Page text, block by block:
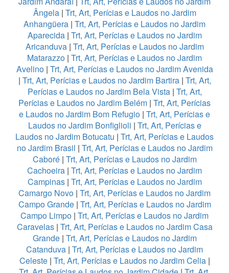
Ângela| Trt, Art, Perícias e Laudos no Jardim
Anhangüera | Trt, Art, Perícias e Laudos no Jardim
Aparecida| Trt, Art, Perícias e Laudos no Jardim
Aricanduva| Trt, Art, Perícias e Laudos no Jardim
Matarazzo | Trt, Art, Perícias e Laudos no Jardim
Avelino| Trt, Art, Perícias e Laudos no Jardim Avenida
| Trt, Art, Perícias e Laudos no Jardim Bartira| Trt, Art,
Perícias e Laudos no Jardim Bela Vista| Trt, Art,
Perícias e Laudos no Jardim Belém | Trt, Art, Perícias
e Laudos no Jardim Bom Refugio | Trt, Art, Perícias e
Laudos no Jardim Bonfiglioli | Trt, Art, Perícias e
Laudos no Jardim Botucatu | Trt, Art, Perícias e Laudos
no Jardim Brasil | Trt, Art, Perícias e Laudos no Jardim
Caboré| Trt, Art, Perícias e Laudos no Jardim
Cachoeira | Trt, Art, Perícias e Laudos no Jardim
Campinas| Trt, Art, Perícias e Laudos no Jardim
Camargo Novo | Trt, Art, Perícias e Laudos no Jardim
Campo Grande| Trt, Art, Perícias e Laudos no Jardim
Campo Limpo | Trt, Art, Perícias e Laudos no Jardim
Caravelas| Trt, Art, Perícias e Laudos no Jardim Casa
Grande| Trt, Art, Perícias e Laudos no Jardim
Catanduva | Trt, Art, Perícias e Laudos no Jardim
Celeste| Trt, Art, Perícias e Laudos no Jardim Celia|